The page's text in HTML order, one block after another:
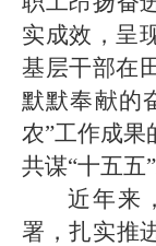
实成效，呈
基层干部在
默默奉献的
农”工作成果
共谋“十五五
近年来
署，扎实推